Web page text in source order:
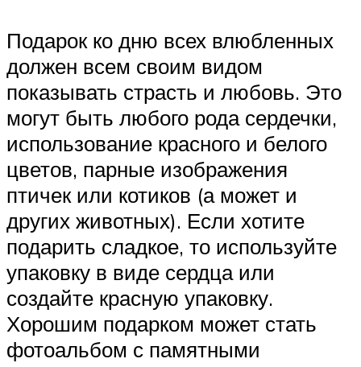
Подарок ко дню всех влюбленных
должен всем своим видом
показывать страсть и любовь. Это
могут быть любого рода сердечки,
использование красного и белого
цветов, парные изображения
птичек или котиков (а может и
других животных). Если хотите
подарить сладкое, то используйте
упаковку в виде сердца или
создайте красную упаковку.
Хорошим подарком может стать
фотоальбом с памятными